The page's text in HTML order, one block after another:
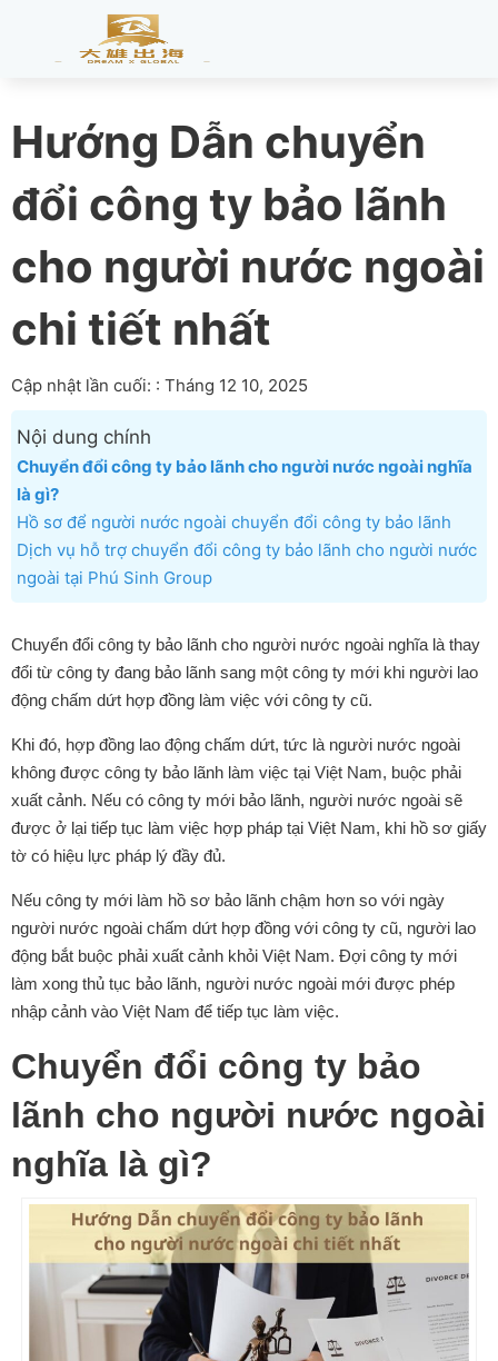
Hướng Dẫn chuyển
đổi công ty bảo lãnh
cho người nước ngoài
chi tiết nhất
Cập nhật lần cuối: : Tháng 12 10, 2025
Nội dung chính
Chuyển đổi công ty bảo lãnh cho người nước ngoài nghĩa
là gì?
Hồ sơ để người nước ngoài chuyển đổi công ty bảo lãnh
Dịch vụ hỗ trợ chuyển đổi công ty bảo lãnh cho người nước
ngoài tại Phú Sinh Group
Chuyển đổi công ty bảo lãnh cho người nước ngoài nghĩa là thay
đổi từ công ty đang bảo lãnh sang một công ty mới khi người lao
động chấm dứt hợp đồng làm việc với công ty cũ.
Khi đó, hợp đồng lao động chấm dứt, tức là người nước ngoài
không được công ty bảo lãnh làm việc tại Việt Nam, buộc phải
xuất cảnh. Nếu có công ty mới bảo lãnh, người nước ngoài sẽ
được ở lại tiếp tục làm việc hợp pháp tại Việt Nam, khi hồ sơ giấy
tờ có hiệu lực pháp lý đầy đủ.
Nếu công ty mới làm hồ sơ bảo lãnh chậm hơn so với ngày
người nước ngoài chấm dứt hợp đồng với công ty cũ, người lao
động bắt buộc phải xuất cảnh khỏi Việt Nam. Đợi công ty mới
làm xong thủ tục bảo lãnh, người nước ngoài mới được phép
nhập cảnh vào Việt Nam để tiếp tục làm việc.
Chuyển đổi công ty bảo
lãnh cho người nước ngoài
nghĩa là gì?